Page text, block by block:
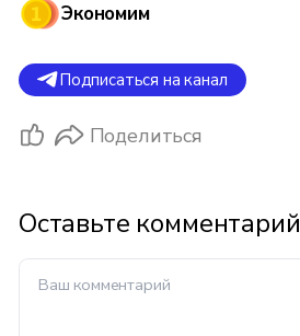
Экономим
Подписаться на канал
Поделиться
Оставьте комментарий